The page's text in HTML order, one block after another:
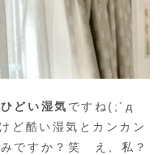
どい湿気 ですね(;´д
ど酷い湿気とカンカン
ですか？笑 え、私？